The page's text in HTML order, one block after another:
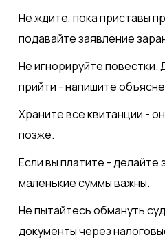
Не ждите, пока приставы
подавайте заявление
Не игнорируйте
прийти - напишите
Храните все квитанции -
позже.
Если вы платите -
маленькие суммы важны.
Не пытайтесь обмануть
документы через